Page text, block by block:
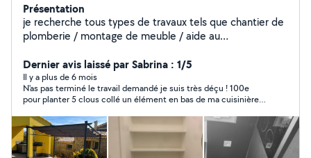
Présentation
je recherche tous types de travaux tels que chantier de
plomberie / montage de meuble / aide au
Dernier avis laissé par Sabrina : 1/5
Il y a plus de 6 mois
N'as pas terminé le travail demandé je suis très déçu ! 100e
pour planter 5 clous collé un élément en bas de ma cuisinière
pour une dernière choses j'attends depuis 2mois.je lui ai
proposé de lui réglé l'essence pour m'avoir enmener dans un
magasin de bricolage il a refusé. En prime m'envoie des
messages privés désobligeants et insultants j'ai signalé cette